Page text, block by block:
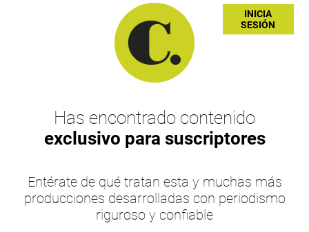
INICIA
SESIÓN
Has encontrado contenido
exclusivo para suscriptores
Entérate de qué tratan esta y muchas más
producciones desarrolladas con periodismo
riguroso y confiable